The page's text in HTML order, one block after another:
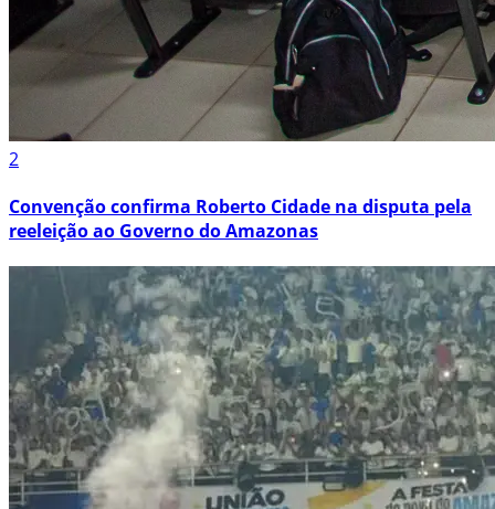
2
Convenção confirma Roberto Cidade na disputa pela
reeleição ao Governo do Amazonas